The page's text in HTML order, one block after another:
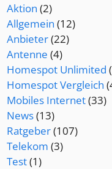
Aktion (2)
Allgemein (12)
Anbieter(22)
Antenne (4)
Homespot Unlimited
Homespot Vergleich
Mobiles Internet(33)
News(13)
Ratgeber(107)
Telekom (3)
Test(1)